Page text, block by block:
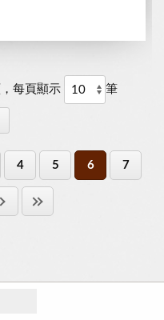
，每頁顯示 筆
4 5 6 7